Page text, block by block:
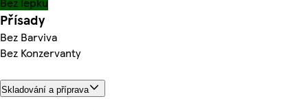
Přísady
Bez Barviva
Bez Konzervanty
Skladování a příprava